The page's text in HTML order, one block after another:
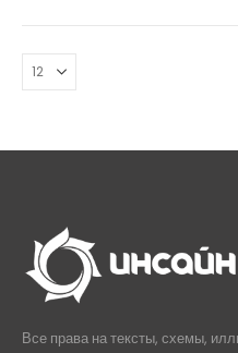
Все права на тексты, схемы,